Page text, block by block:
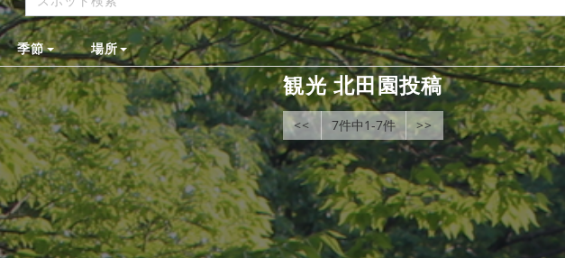
季節 場所
観光 北田園投稿
<< 7件中1-7件 >>